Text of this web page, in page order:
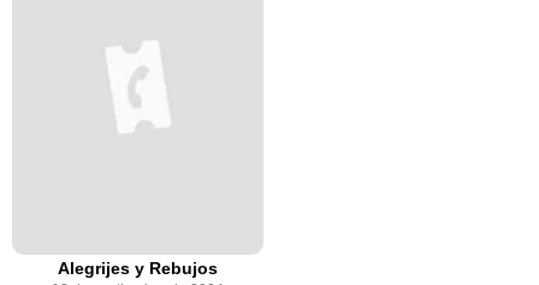
Alegrijes y Rebujos